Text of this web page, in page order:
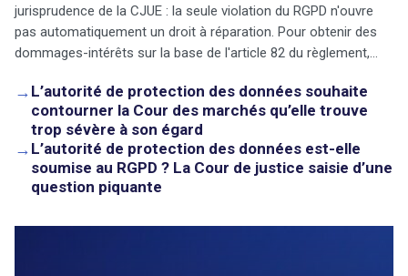
jurisprudence de la CJUE : la seule violation du RGPD n'ouvre
pas automatiquement un droit à réparation. Pour obtenir des
dommages-intérêts sur la base de l'article 82 du règlement,…
→ L’autorité de protection des données souhaite
contourner la Cour des marchés qu’elle trouve
trop sévère à son égard
→ L’autorité de protection des données est-elle
soumise au RGPD ? La Cour de justice saisie d’une
question piquante